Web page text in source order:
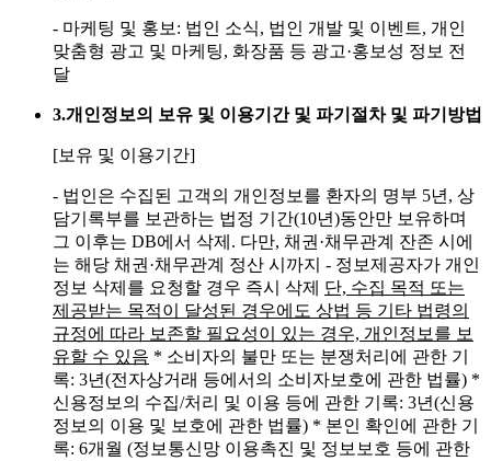
- 마케팅 및 홍보: 법인 소식, 법인 개발 및 이벤트, 개인
맞춤형 광고 및 마케팅, 화장품 등 광고·홍보성 정보 전
달
3.개인정보의 보유 및 이용기간 및 파기절차 및 파기방법
[보유 및 이용기간]
- 법인은 수집된 고객의 개인정보를 환자의 명부 5년, 상
담기록부를 보관하는 법정 기간(10년)동안만 보유하며
그 이후는 DB에서 삭제. 다만, 채권·채무관계 잔존 시에
는 해당 채권·채무관계 정산 시까지 - 정보제공자가 개인
정보 삭제를 요청할 경우 즉시 삭제
단, 수집 목적 또는
제공받는 목적이 달성된 경우에도 상법 등 기타 법령의
규정에 따라 보존할 필요성이 있는 경우, 개인정보를 보
유할 수 있음 * 소비자의 불만 또는 분쟁처리에 관한 기
록: 3년(전자상거래 등에서의 소비자보호에 관한 법률) *
신용정보의 수집/처리 및 이용 등에 관한 기록: 3년(신용
정보의 이용 및 보호에 관한 법률) * 본인 확인에 관한 기
록: 6개월 (정보통신망 이용촉진 및 정보보호 등에 관한